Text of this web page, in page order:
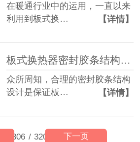
在暖通行业中的运用，一直以来
利用到板式换…
【详情】
板式换热器密封胶条结构分析-青岛瑞普特
众所周知，合理的密封胶条结构
设计是保证板…
【详情】
306 / 320 下一页